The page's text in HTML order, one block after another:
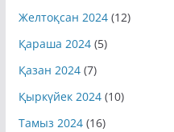
Желтоқсан 2024(12)
Қараша 2024(5)
Қазан 2024(7)
Қыркүйек 2024(10)
Тамыз 2024(16)